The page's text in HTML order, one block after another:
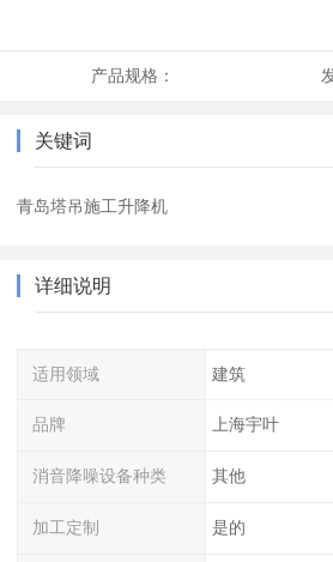
产品规格：
关键词
青岛塔吊施工升降机
详细说明
适用领域 建筑
品牌 上海宇叶
消音降噪设备种类 其他
加工定制 是的